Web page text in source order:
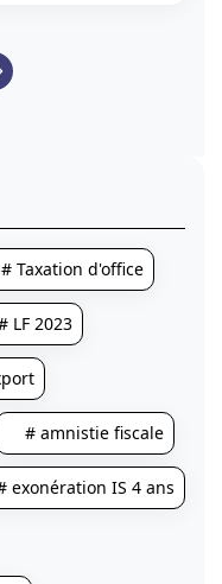
# Taxation d'office
LF 2023
# amnistie fiscale
exonération IS 4 ans